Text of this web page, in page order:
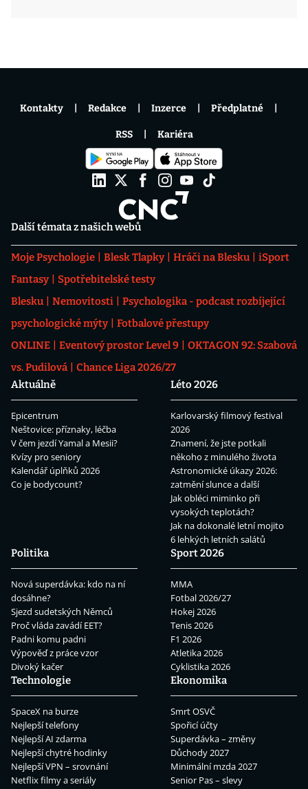
Další témata z našich webů
Moje Psychologie Blesk Tlapky Hráči na Blesku
iSport
Fantasy
Spotřebitelské testy
Blesku
Nemovitosti
Psychologika - podcast rozbíjející
psychologické mýty
Fotbalové přestupy
ONLINE
Eventový prostor Level 9
OKTAGON 92: Szabová
vs. Pudilová
Chance Liga 2026/27
Aktuálně
Epicentrum
Neštovice: příznaky, léčba
V čem jezdí Yamal a Mesii?
Kvízy pro seniory
Kalendář úplňků 2026
Co je bodycount?
Léto 2026
Karlovarský filmový festival
2026
Znamení, že jste potkali
někoho z minulého života
Astronomické úkazy 2026:
zatmění slunce a další
Jak obléci miminko při
vysokých teplotách?
Jak na dokonalé letní mojito
6 lehkých letních salátů
Politika
Nová superdávka: kdo na ní
dosáhne?
Sjezd sudetských Němců
Proč vláda zavádí EET?
Padni komu padni
Výpověď z práce vzor
Divoký kačer
Sport 2026
MMA
Fotbal 2026/27
Hokej 2026
Tenis 2026
F1 2026
Atletika 2026
Cyklistika 2026
Technologie
SpaceX na burze
Nejlepší telefony
Nejlepší AI zdarma
Nejlepší chytré hodinky
Nejlepší VPN – srovnání
Netflix filmy a seriály
Ekonomika
Smrt OSVČ
Spořicí účty
Superdávka – změny
Důchody 2027
Minimální mzda 2027
Senior Pas – slevy
Kontakty Redakce Inzerce Předplatné
RSS Kariéra